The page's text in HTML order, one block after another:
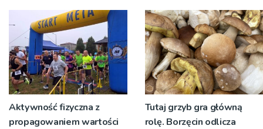
żywo [ZDJĘCIA]
Aktywność fizyczna z
propagowaniem wartości
Tutaj grzyb gra główną
rolę. Borzęcin odlicza